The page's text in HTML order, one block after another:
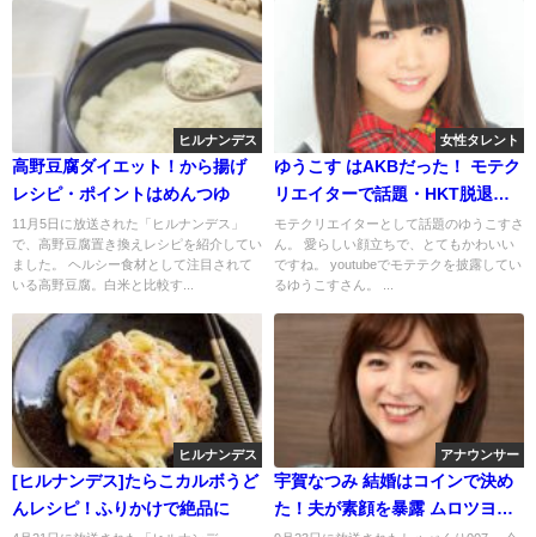
ヒルナンデス
高野豆腐ダイエット！から揚げ
レシピ・ポイントはめんつゆ
11月5日に放送された「ヒルナンデス」
で、高野豆腐置き換えレシピを紹介してい
ました。 ヘルシー食材として注目されて
いる高野豆腐。白米と比較す...
女性タレント
ゆうこす はAKBだった！ モテク
リエイターで話題・HKT脱退理
由は？
モテクリエイターとして話題のゆうこすさ
ん。 愛らしい顔立ちで、とてもかわいい
ですね。 youtubeでモテテクを披露してい
るゆうこすさん。 ...
ヒルナンデス
[ヒルナンデス]たらこカルボうど
んレシピ！ふりかけで絶品に
アナウンサー
宇賀なつみ 結婚はコインで決め
た！夫が素顔を暴露 ムロツヨシ